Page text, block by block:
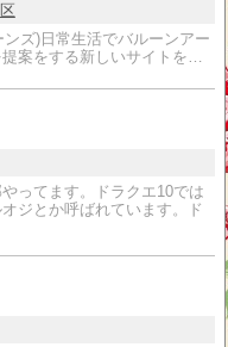
ズ)日常生活でバルーンアー
案をする新しいサイトを…
ってます。ドラクエ10では
ジとか呼ばれています。ド